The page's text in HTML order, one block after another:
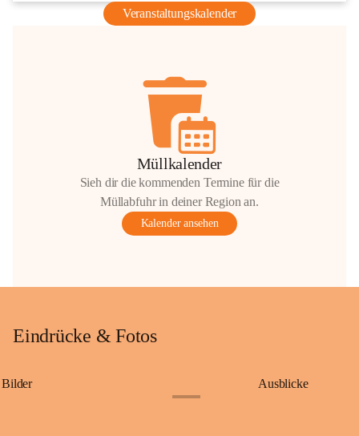
Veranstaltungskalender
Müllkalender
Sieh dir die kommenden Termine für die
Müllabfuhr in deiner Region an.
Kalender ansehen
Eindrücke & Fotos
Bilder Ausblicke